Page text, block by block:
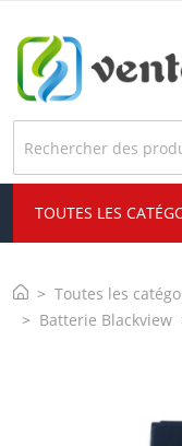
TOUTES LES
Toutes les
Batterie Blackview